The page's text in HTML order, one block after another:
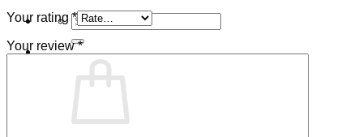
Search
for:
Your rating*
Your review*